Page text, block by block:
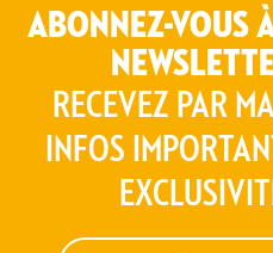
ABONNEZ-VOUS
RECEVEZ PAR
INFOS